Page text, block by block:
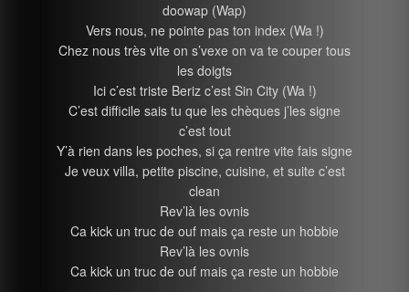
doowap (Wap)
Vers nous, ne pointe pas ton index (Wa !)
Chez nous très vite on s’vexe on va te couper tous
les doigts
Ici c’est triste Beriz c’est Sin City (Wa !)
C’est difficile sais tu que les chèques j’les signe
c’est tout
Y’à rien dans les poches, si ça rentre vite fais signe
Je veux villa, petite piscine, cuisine, et suite c’est
clean
Rev’là les ovnis
Ca kick un truc de ouf mais ça reste un hobbie
Rev’là les ovnis
Ca kick un truc de ouf mais ça reste un hobbie